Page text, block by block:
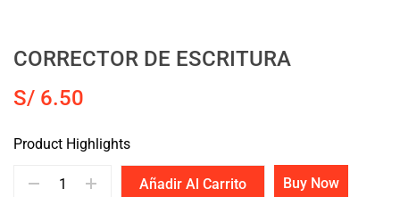
CORRECTOR DE ESCRITURA
S/ 6.50
Product Highlights
Añadir Al Carrito Buy Now